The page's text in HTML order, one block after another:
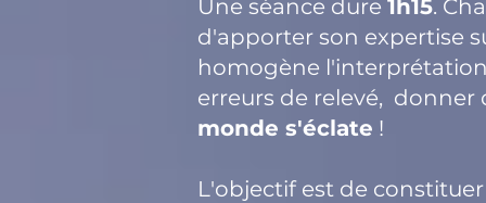
Une séance dure 1h15.
d'apporter son expertise
homogène
erreurs de relevé, donner
monde s'éclate !
L'objectif est de